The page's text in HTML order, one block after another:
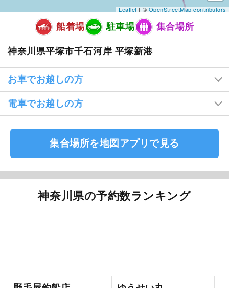
Leaflet| ©OpenStreetMap contributors
船着場 駐車場 集合場所
神奈川県平塚市千石河岸 平塚新港
お車でお越しの方
電車でお越しの方
集合場所を地図アプリで見る
神奈川県の予約数ランキング